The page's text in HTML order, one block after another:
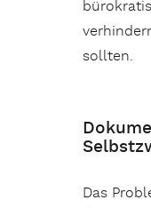
sollten.
Das